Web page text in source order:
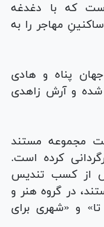
که با دغدغه
مهاجر را به
پناه و هادی
شده و آرش زاهدی
مجموعه مستند
کرده است.
پس از کسب تندیس
در گروه هنر و
و «شهری برای